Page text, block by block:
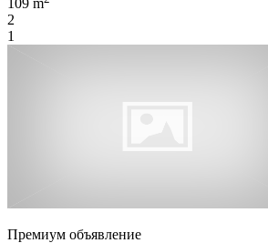
2
1
Премиум объявление